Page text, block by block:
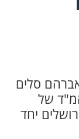
סלים
של
יחד